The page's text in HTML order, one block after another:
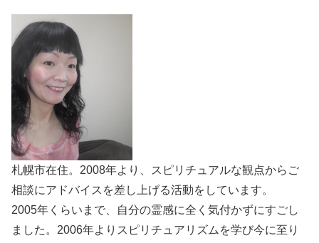
札幌市在住。2008年より、スピリチュアルな観点からご
相談にアドバイスを差し上げる活動をしています。
2005年くらいまで、自分の霊感に全く気付かずにすごし
ました。2006年よりスピリチュアリズムを学び今に至り